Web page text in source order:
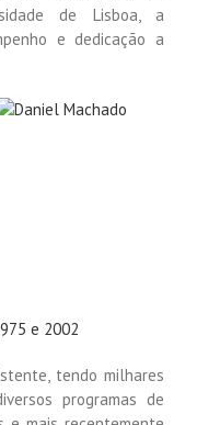
de Lisboa, a
e dedicação a
e 2002
tendo milhares
programas de